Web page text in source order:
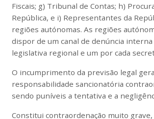
Fiscais; g) Tribunal de Contas; h)
República, e i) Representantes da
regiões autónomas. As regiões
dispor de um canal de denúncia
legislativa regional e um por cada
O incumprimento da previsão legal gera
responsabilidade sancionatória
sendo puníveis a tentativa e a
Constitui contraordenação muito